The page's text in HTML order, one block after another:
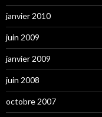
janvier 2010
juin 2009
janvier 2009
juin 2008
octobre 2007